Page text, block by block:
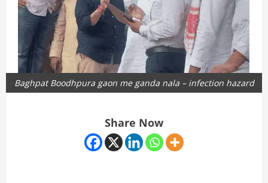
Baghpat Boodhpura gaon me ganda nala – infection hazard
Share Now